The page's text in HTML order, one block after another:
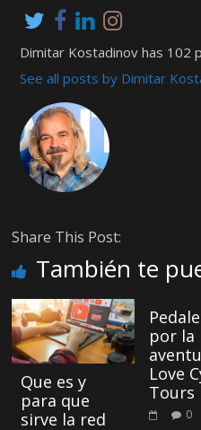
Dimitar Kostadinov has 102
See all posts by Dimitar
Share This Post:
También te
Que es y
para que
sirve la red
por la
Love
Tours
0